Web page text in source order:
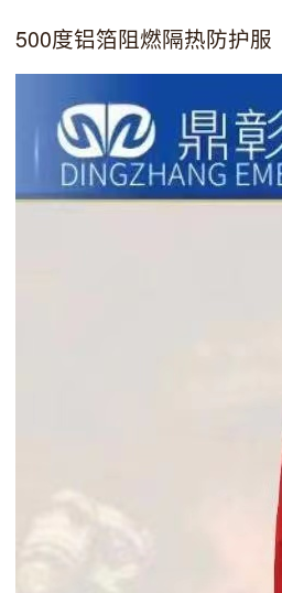
500度铝箔阻燃隔热防护服